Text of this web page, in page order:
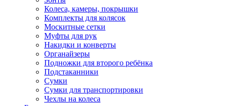
Колеса, камеры, покрышки
Комплекты для колясок
Москитные сетки
Муфты для рук
Накидки и конверты
Органайзеры
Подножки для второго ребёнка
Подстаканники
Сумки
Сумки для транспортировки
Чехлы на колеса